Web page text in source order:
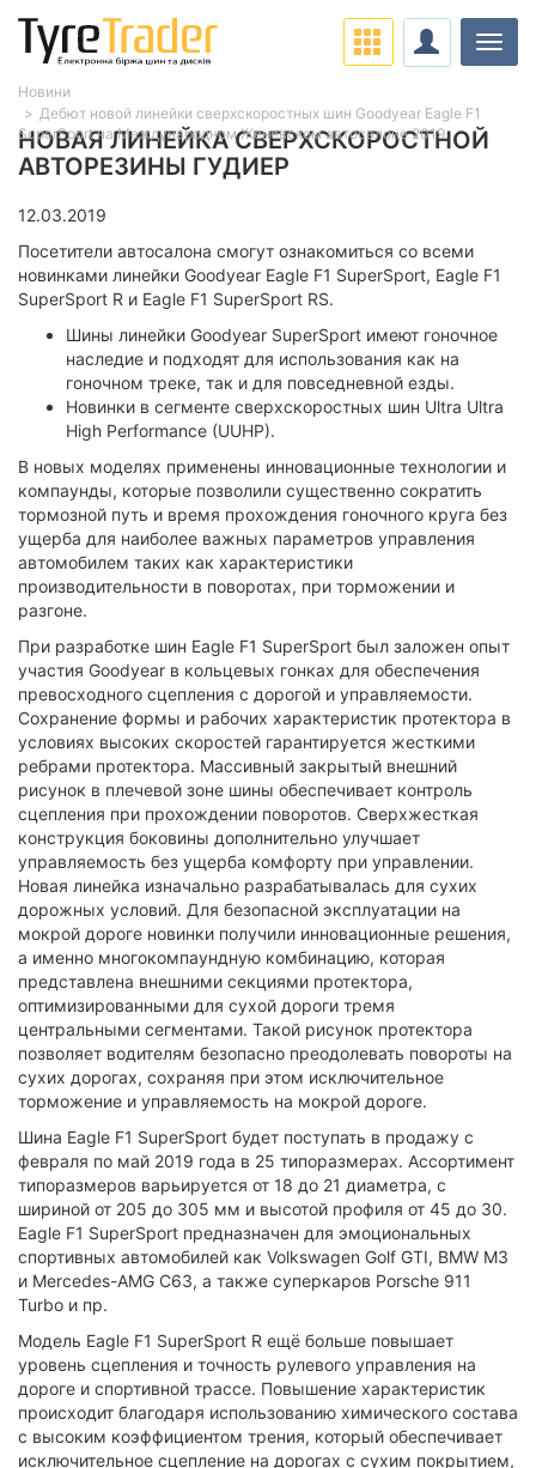
НОВАЯ ЛИНЕЙКА СВЕРХСКОРОСТНОЙ
АВТОРЕЗИНЫ ГУДИЕР
12.03.2019
Посетители автосалона смогут ознакомиться со всеми
новинками линейки Goodyear Eagle F1 SuperSport, Eagle F1
SuperSport R и Eagle F1 SuperSport RS.
Шины линейки Goodyear SuperSport имеют гоночное
наследие и подходят для использования как на
гоночном треке, так и для повседневной езды.
Новинки в сегменте сверхскоростных шин Ultra Ultra
High Performance (UUHP).
В новых моделях применены инновационные технологии и
компаунды, которые позволили существенно сократить
тормозной путь и время прохождения гоночного круга без
ущерба для наиболее важных параметров управления
автомобилем таких как характеристики
производительности в поворотах, при торможении и
разгоне.
При разработке шин Eagle F1 SuperSport был заложен опыт
участия Goodyear в кольцевых гонках для обеспечения
превосходного сцепления c дорогой и управляемости.
Сохранение формы и рабочих характеристик протектора в
условиях высоких скоростей гарантируется жесткими
ребрами протектора. Массивный закрытый внешний
рисунок в плечевой зоне шины обеспечивает контроль
сцепления при прохождении поворотов. Сверхжесткая
конструкция боковины дополнительно улучшает
управляемость без ущерба комфорту при управлении.
Новая линейка изначально разрабатывалась для сухих
дорожных условий. Для безопасной эксплуатации на
мокрой дороге новинки получили инновационные решения,
а именно многокомпаундную комбинацию, которая
представлена внешними секциями протектора,
оптимизированными для сухой дороги тремя
центральными сегментами. Такой рисунок протектора
позволяет водителям безопасно преодолевать повороты на
сухих дорогах, сохраняя при этом исключительное
торможение и управляемость на мокрой дороге.
Шина Eagle F1 SuperSport будет поступать в продажу с
февраля по май 2019 года в 25 типоразмерах. Ассортимент
типоразмеров варьируется от 18 до 21 диаметра, с
шириной от 205 до 305 мм и высотой профиля от 45 до 30.
Eagle F1 SuperSport предназначен для эмоциональных
спортивных автомобилей как Volkswagen Golf GTI, BMW M3
и Mercedes-AMG C63, а также суперкаров Porsche 911
Turbo и пр.
Модель Eagle F1 SuperSport R ещё больше повышает
уровень сцепления и точность рулевого управления на
дороге и спортивной трассе. Повышение характеристик
происходит благодаря использованию химического состава
с высоким коэффициентом трения, который обеспечивает
исключительное сцепление на дорогах с сухим покрытием,
Новини
Дебют новой линейки сверхскоростных шин Goodyear Eagle F1
SuperSport на Международном Женевском автосалоне 2019